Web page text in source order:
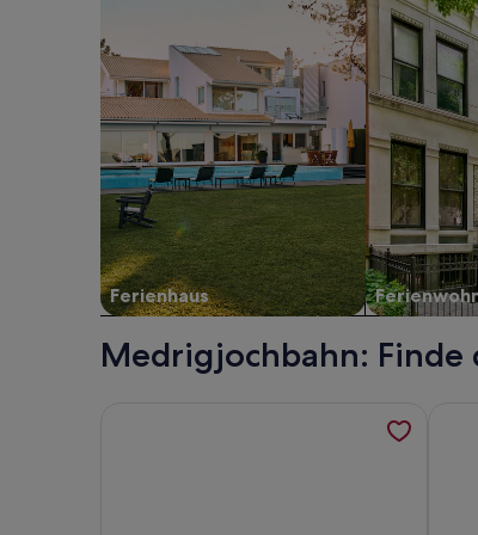
Ferienhaus
Medrigjochbahn: